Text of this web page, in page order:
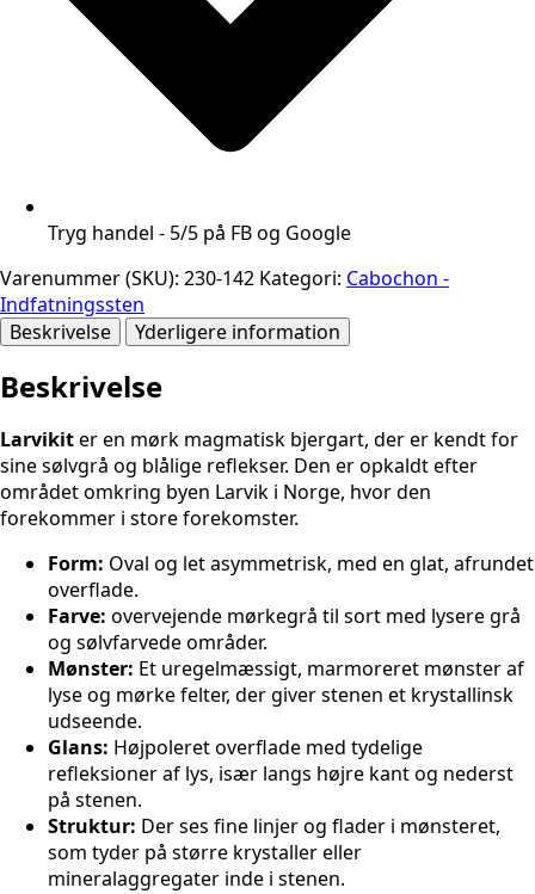
Tryg handel - 5/5 på FB og Google
Varenummer (SKU): 230-142 Kategori: Cabochon -
Indfatningssten
Beskrivelse
Yderligere information
Beskrivelse
Larvikiter en mørk magmatisk bjergart, der er kendt for
sine sølvgrå og blålige reflekser. Den er opkaldt efter
området omkring byen Larvik i Norge, hvor den
forekommer i store forekomster.
Form: Oval og let asymmetrisk, med en glat, afrundet
overflade.
Farve: overvejende mørkegrå til sort med lysere grå
og sølvfarvede områder.
Mønster: Et uregelmæssigt, marmoreret mønster af
lyse og mørke felter, der giver stenen et krystallinsk
udseende.
Glans: Højpoleret overflade med tydelige
refleksioner af lys, især langs højre kant og nederst
på stenen.
Struktur: Der ses fine linjer og flader i mønsteret,
som tyder på større krystaller eller
mineralaggregater inde i stenen.